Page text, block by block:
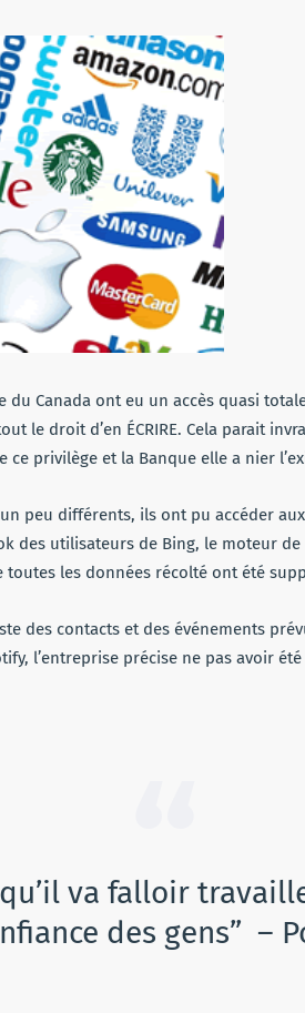
du Canada ont eu un accès quasi
le droit d’en ÉCRIRE. Cela parait
privilège et la Banque elle a nier
peu différents, ils ont pu accéder
des utilisateurs de Bing, le moteur de
les données récolté ont été
des contacts et des événements
l’entreprise précise ne pas avoir
va falloir
des gens” –